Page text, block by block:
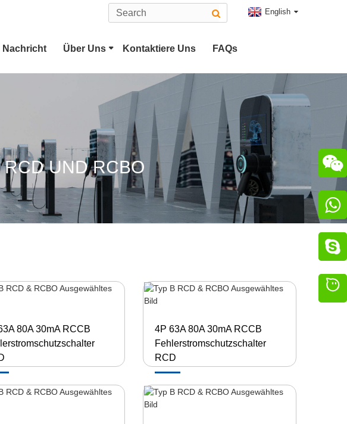
English
Typ-2-EV-Anschluss
CCS Combo 2 Stecker CHAdeMO-Anschluss
ChaoJi-Anschluss
Nachricht Über Uns Kontaktiere Uns FAQs
RCD UND RCBO
80A 30mA RCCB
4P 63A 80A 30mA RCCB
Fehlerstromschutzschalter
RCD


